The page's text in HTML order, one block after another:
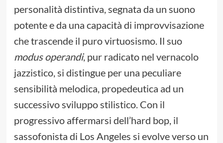
personalità distintiva, segnata da un suono
potente e da una capacità di improvvisazione
che trascende il puro virtuosismo. Il suo
modus operandi, pur radicato nel vernacolo
jazzistico, si distingue per una peculiare
sensibilità melodica, propedeutica ad un
successivo sviluppo stilistico. Con il
progressivo affermarsi dell’hard bop, il
sassofonista di Los Angeles si evolve verso un